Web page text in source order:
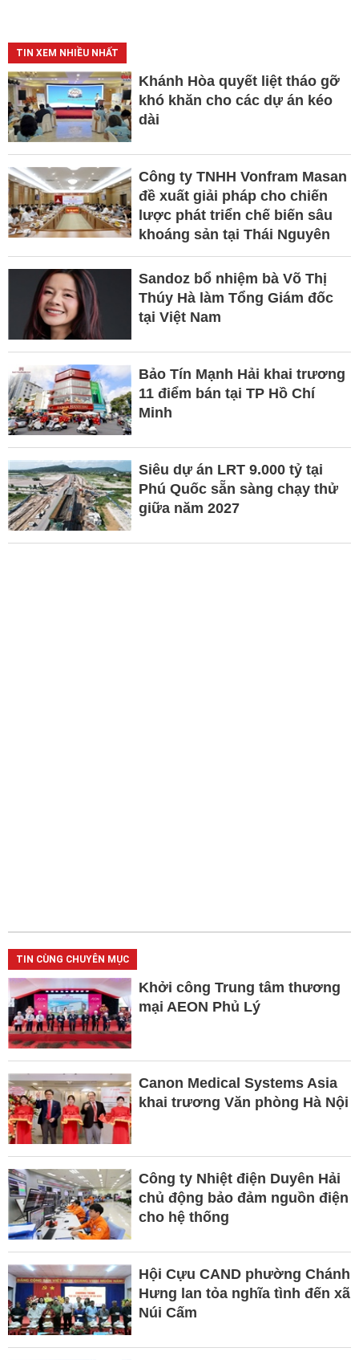
TIN XEM NHIỀU NHẤT
Khánh Hòa quyết liệt tháo gỡ
khó khăn cho các dự án kéo
dài
Công ty TNHH Vonfram Masan
đề xuất giải pháp cho chiến
lược phát triển chế biến sâu
khoáng sản tại Thái Nguyên
Sandoz bổ nhiệm bà Võ Thị
Thúy Hà làm Tổng Giám đốc
tại Việt Nam
Bảo Tín Mạnh Hải khai trương
11 điểm bán tại TP Hồ Chí
Minh
Siêu dự án LRT 9.000 tỷ tại
Phú Quốc sẵn sàng chạy thử
giữa năm 2027
TIN CÙNG CHUYÊN MỤC
Khởi công Trung tâm thương
mại AEON Phủ Lý
Canon Medical Systems Asia
khai trương Văn phòng Hà Nội
Công ty Nhiệt điện Duyên Hải
chủ động bảo đảm nguồn điện
cho hệ thống
Hội Cựu CAND phường Chánh
Hưng lan tỏa nghĩa tình đến xã
Núi Cấm